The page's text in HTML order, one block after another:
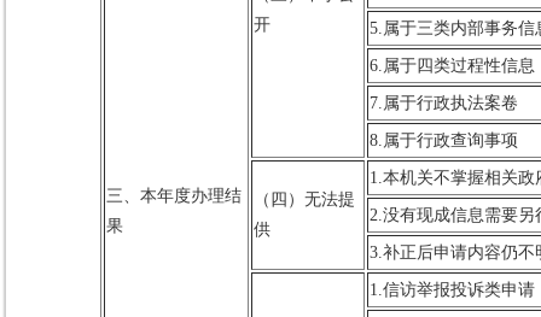
三、本年度办理结
果
开
5.属于三类内部事务信
6.属于四类过程性信息
7.属于行政执法案卷
8.属于行政查询事项
（四）无法提
供
1.本机关不掌握相关政
2.没有现成信息需要另
3.补正后申请内容仍不
1.信访举报投诉类申请